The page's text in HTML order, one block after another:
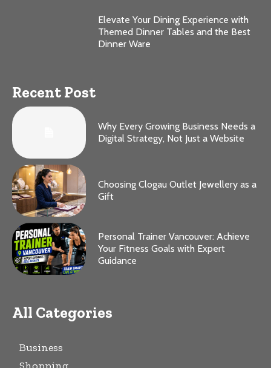
Elevate Your Dining Experience with
Themed Dinner Tables and the Best
Dinner Ware
Recent Post
Why Every Growing Business Needs a
Digital Strategy, Not Just a Website
Choosing Clogau Outlet Jewellery as a
Gift
Personal Trainer Vancouver: Achieve
Your Fitness Goals with Expert
Guidance
All Categories
Business
Shopping